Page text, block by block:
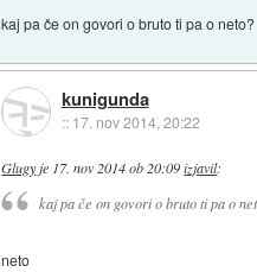
kaj pa če on govori o bruto ti pa o neto?
kunigunda
:: 17. nov 2014, 20:22
Glugyje 17. nov 2014 ob 20:09 izjavil:
kaj pa če on govori o bruto ti pa o
neto